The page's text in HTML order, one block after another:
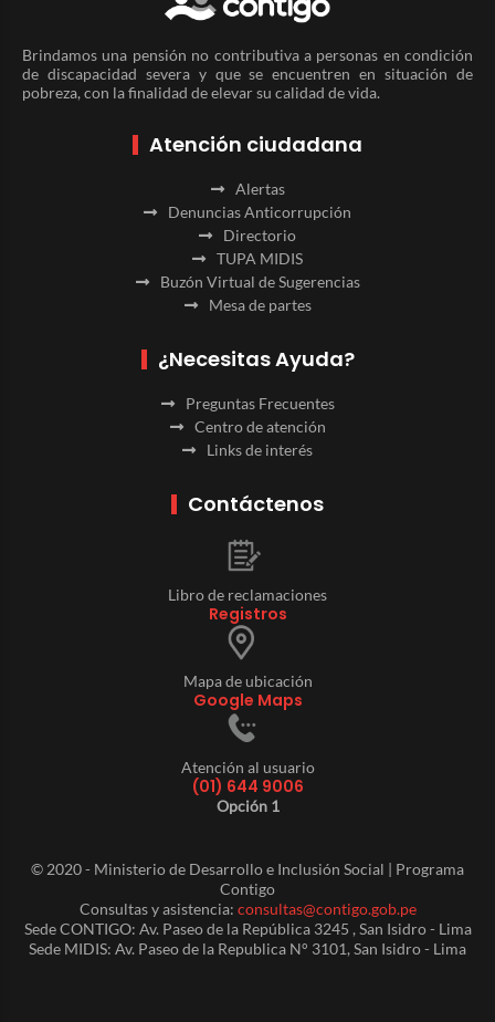
Brindamos una pensión no contributiva a personas en condición
de discapacidad severa y que se encuentren en situación de
pobreza, con la finalidad de elevar su calidad de vida.
Atención ciudadana
Alertas
Denuncias Anticorrupción
Directorio
TUPA MIDIS
Buzón Virtual de Sugerencias
Mesa de partes
¿Necesitas Ayuda?
Preguntas Frecuentes
Centro de atención
Links de interés
Contáctenos
Libro de reclamaciones
Registros
Mapa de ubicación
Google Maps
Atención al usuario
(01) 644 9006
Opción 1
© 2020 - Ministerio de Desarrollo e Inclusión Social | Programa
Contigo
Consultas y asistencia: consultas@contigo.gob.pe
Sede CONTIGO: Av. Paseo de la República 3245 , San Isidro - Lima
Sede MIDIS: Av. Paseo de la Republica N° 3101, San Isidro - Lima